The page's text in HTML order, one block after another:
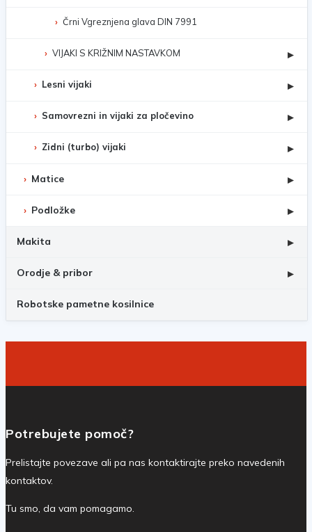
Črni Vgreznjena glava DIN 7991
VIJAKI S KRIŽNIM NASTAVKOM ▸
Lesni vijaki ▸
Samovrezni in vijaki za pločevino ▸
Zidni (turbo) vijaki ▸
Matice ▸
Podložke ▸
Makita ▸
Orodje & pribor ▸
Robotske pametne kosilnice
Potrebujete pomoč?
Prelistajte povezave ali pa nas kontaktirajte preko navedenih
kontaktov.
Tu smo, da vam pomagamo.